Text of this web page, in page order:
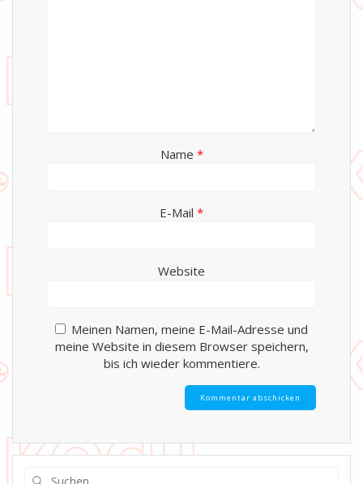
Name *
E-Mail *
Website
Meinen Namen, meine E-Mail-Adresse und
meine Website in diesem Browser speichern,
bis ich wieder kommentiere.